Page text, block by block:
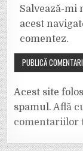
Salvează-mi
acest
comentez.
Acest site
spamul.Află
comentariilor